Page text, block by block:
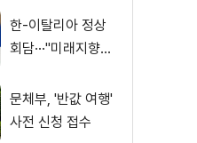
한-이탈리아 정상
회담···"미래지향
문체부, '반값 여행'
사전 신청 접수